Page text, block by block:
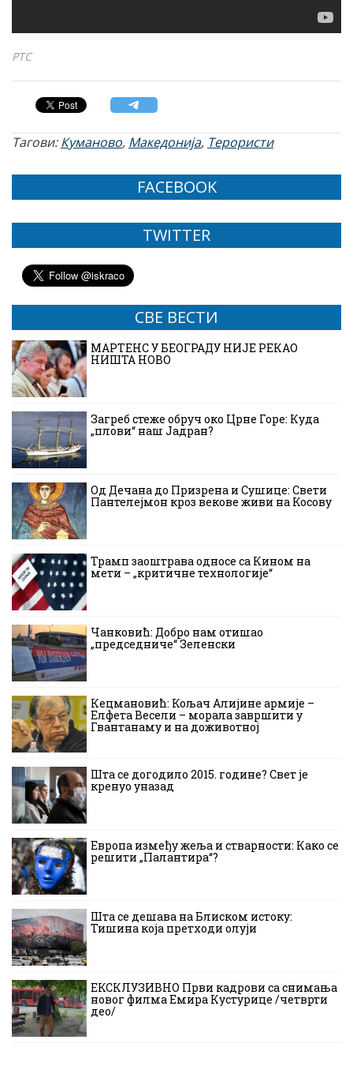
РТС
Тагови:Куманово, Македонија, Терористи
FACEBOOK
TWITTER
СВЕ ВЕСТИ
МАРТЕНС У БЕОГРАДУ НИЈЕ РЕКАО
НИШТА НОВО
Загреб стеже обруч око Црне Горе: Куда
„плови“ наш Јадран?
Од Дечана до Призрена и Сушице: Свети
Пантелејмон кроз векове живи на Косову
Трамп заоштрава односе са Кином на
мети – „критичне технологије“
Чанковић: Добро нам отишао
„председниче“ Зеленски
Кецмановић: Кољач Алијине армије –
Елфета Весели – морала завршити у
Гвантанаму и на доживотној
Шта се догодило 2015. године? Свет је
кренуо уназад
Европа између жеља и стварности: Како се
решити „Палантира“?
Шта се дешава на Блиском истоку:
Тишина која претходи олуји
ЕКСКЛУЗИВНО Први кадрови са снимања
новог филма Емира Кустурице /четврти
део/